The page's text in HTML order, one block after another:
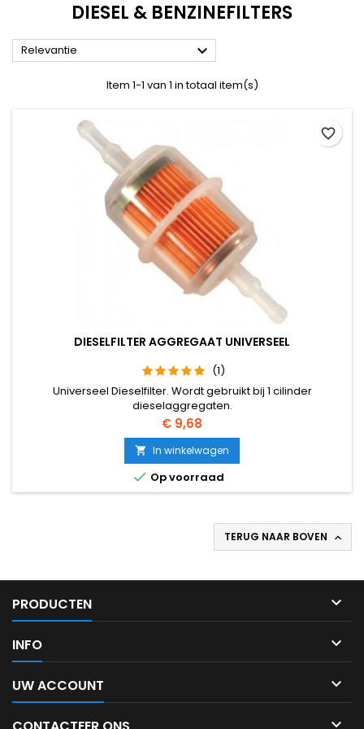
DIESEL & BENZINEFILTERS
Relevantie 
Item 1-1 van 1 in totaal item(s)
DIESELFILTER AGGREGAAT UNIVERSEEL
(1)
Universeel Dieselfilter. Wordt gebruikt bij 1 cilinder
dieselaggregaten.
Prijs
€ 9,68
 In winkelwagen
 Op voorraad
favorite_border
TERUG NAAR BOVEN 
PRODUCTEN 
INFO 
UW ACCOUNT 
